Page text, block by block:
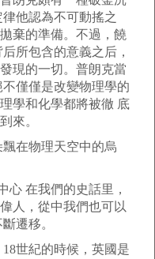
他認為不可動搖之
棄的準備。不過，饒
所包含的意義之后，
現的一切。普朗克當
僅僅是改變物理學的
學和化學都將被徹 底
來。
在物理天空中的烏
在我們的史話里，
人，從中我們也可以
遷移。
世紀的時候，英國是